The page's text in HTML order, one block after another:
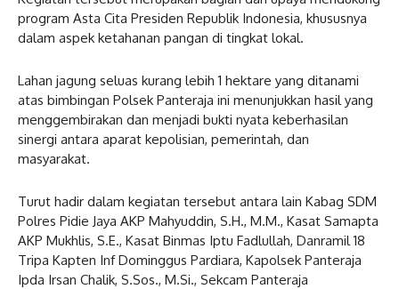
program Asta Cita Presiden Republik Indonesia, khususnya
dalam aspek ketahanan pangan di tingkat lokal.
Lahan jagung seluas kurang lebih 1 hektare yang ditanami
atas bimbingan Polsek Panteraja ini menunjukkan hasil yang
menggembirakan dan menjadi bukti nyata keberhasilan
sinergi antara aparat kepolisian, pemerintah, dan
masyarakat.
Turut hadir dalam kegiatan tersebut antara lain Kabag SDM
Polres Pidie Jaya AKP Mahyuddin, S.H., M.M., Kasat Samapta
AKP Mukhlis, S.E., Kasat Binmas Iptu Fadlullah, Danramil 18
Tripa Kapten Inf Dominggus Pardiara, Kapolsek Panteraja
Ipda Irsan Chalik, S.Sos., M.Si., Sekcam Panteraja